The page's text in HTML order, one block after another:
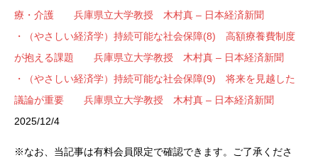
療・介護 兵庫県立大学教授 木村真 – 日本経済新聞
・（やさしい経済学）持続可能な社会保障(8) 高額療養費制度
が抱える課題 兵庫県立大学教授 木村真 – 日本経済新聞
・（やさしい経済学）持続可能な社会保障(9) 将来を見越した
議論が重要 兵庫県立大学教授 木村真 – 日本経済新聞
2025/12/4
※なお、当記事は有料会員限定で確認できます。ご了承くださ